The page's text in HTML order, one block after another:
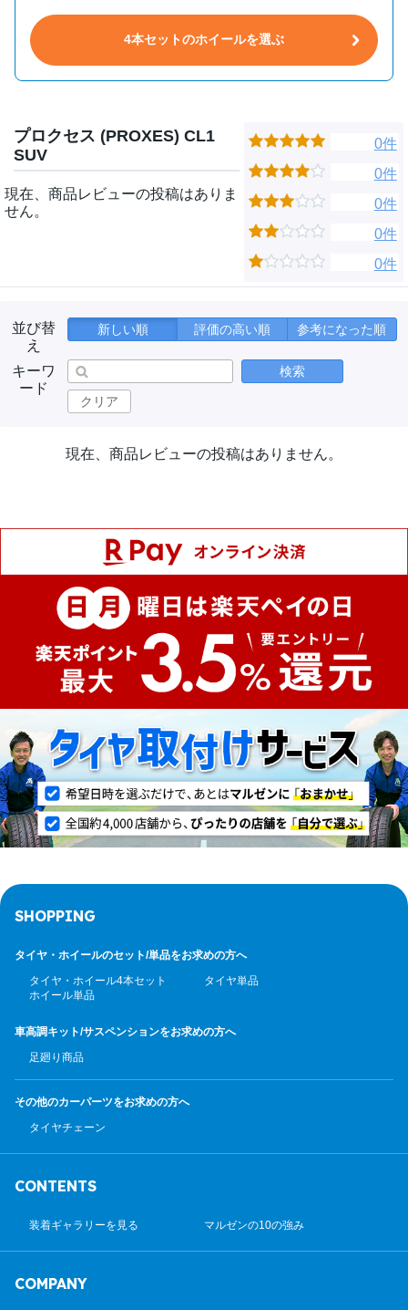
4本セットのホイールを選ぶ
プロクセス (PROXES) CL1
SUV
現在、商品レビューの投稿はありま
せん。
0件
0件
0件
0件
0件
並び替
え
新しい順 評価の高い順 参考になった順
キーワ
ード
検索
クリア
現在、商品レビューの投稿はありません。
SHOPPING
タイヤ・ホイールのセット/単品をお求めの方へ
タイヤ・ホイール4本セット
タイヤ単品
ホイール単品
車高調キット/サスペンションをお求めの方へ
足廻り商品
その他のカーパーツをお求めの方へ
タイヤチェーン
CONTENTS
装着ギャラリーを見る マルゼンの10の強み
COMPANY